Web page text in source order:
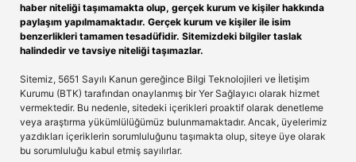
haber niteliği taşımamakta olup, gerçek kurum ve kişiler hakkında
paylaşım yapılmamaktadır. Gerçek kurum ve kişiler ile isim
benzerlikleri tamamen tesadüfidir. Sitemizdeki bilgiler taslak
halindedir ve tavsiye niteliği taşımazlar.
Sitemiz, 5651 Sayılı Kanun gereğince Bilgi Teknolojileri ve İletişim
Kurumu (BTK) tarafından onaylanmış bir Yer Sağlayıcı olarak hizmet
vermektedir. Bu nedenle, sitedeki içerikleri proaktif olarak denetleme
veya araştırma yükümlülüğümüz bulunmamaktadır. Ancak, üyelerimiz
yazdıkları içeriklerin sorumluluğunu taşımakta olup, siteye üye olarak
bu sorumluluğu kabul etmiş sayılırlar.